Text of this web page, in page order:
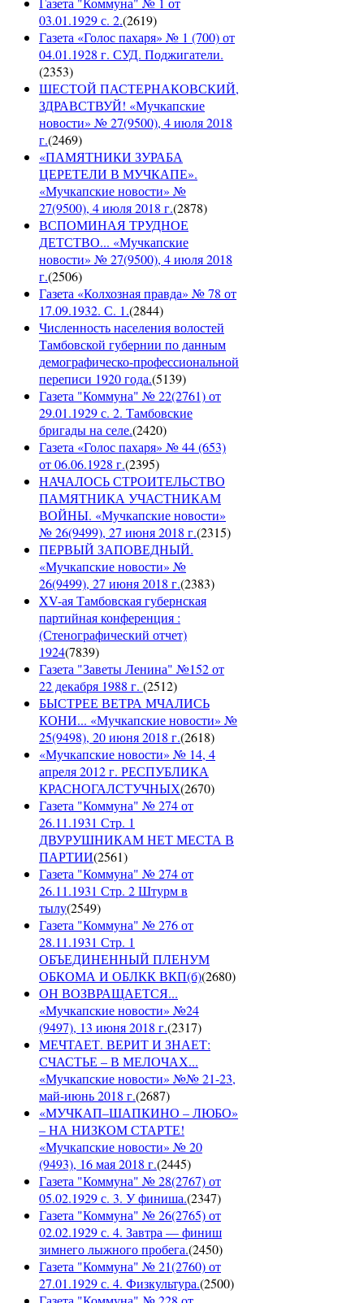
03.01.1929 с. 2.(2619)
Газета «Голос пахаря» № 1 (700) от
04.01.1928 г. СУД. Поджигатели.
(2353)
ШЕСТОЙ ПАСТЕРНАКОВСКИЙ,
ЗДРАВСТВУЙ! «Мучкапские
новости» № 27(9500), 4 июля 2018
г.(2469)
«ПАМЯТНИКИ ЗУРАБА
ЦЕРЕТЕЛИ В МУЧКАПЕ».
«Мучкапские новости» №
27(9500), 4 июля 2018 г.(2878)
ВСПОМИНАЯ ТРУДНОЕ
ДЕТСТВО... «Мучкапские
новости» № 27(9500), 4 июля 2018
г.(2506)
Газета «Колхозная правда» № 78 от
17.09.1932. С. 1.(2844)
Численность населения волостей
Тамбовской губернии по данным
демографическо-профессиональной
переписи 1920 года.(5139)
Газета "Коммуна" № 22(2761) от
29.01.1929 с. 2. Тамбовские
бригады на селе.(2420)
Газета «Голос пахаря» № 44 (653)
от 06.06.1928 г.(2395)
НАЧАЛОСЬ СТРОИТЕЛЬСТВО
ПАМЯТНИКА УЧАСТНИКАМ
ВОЙНЫ. «Мучкапские новости»
№ 26(9499), 27 июня 2018 г.(2315)
ПЕРВЫЙ ЗАПОВЕДНЫЙ.
«Мучкапские новости» №
26(9499), 27 июня 2018 г.(2383)
XV-ая Тамбовская губернская
партийная конференция :
(Стенографический отчет)
1924(7839)
Газета "Заветы Ленина" №152 от
22 декабря 1988 г. (2512)
БЫСТРЕЕ ВЕТРА МЧАЛИСЬ
КОНИ... «Мучкапские новости» №
25(9498), 20 июня 2018 г.(2618)
«Мучкапские новости» № 14, 4
апреля 2012 г. РЕСПУБЛИКА
КРАСНОГАЛСТУЧНЫХ(2670)
Газета "Коммуна" № 274 от
26.11.1931 Стр. 1
ДВУРУШНИКАМ НЕТ МЕСТА В
ПАРТИИ(2561)
Газета "Коммуна" № 274 от
26.11.1931 Стр. 2 Штурм в
тылу(2549)
Газета "Коммуна" № 276 от
28.11.1931 Стр. 1
ОБЪЕДИНЕННЫЙ ПЛЕНУМ
ОБКОМА И ОБЛКК ВКП(б)(2680)
ОН ВОЗВРАЩАЕТСЯ...
«Мучкапские новости» №24
(9497), 13 июня 2018 г.(2317)
МЕЧТАЕТ. ВЕРИТ И ЗНАЕТ:
СЧАСТЬЕ – В МЕЛОЧАХ...
«Мучкапские новости» №№ 21-23,
май-июнь 2018 г.(2687)
«МУЧКАП–ШАПКИНО – ЛЮБО»
– НА НИЗКОМ СТАРТЕ!
«Мучкапские новости» № 20
(9493), 16 мая 2018 г.(2445)
Газета "Коммуна" № 28(2767) от
05.02.1929 с. 3. У финиша.(2347)
Газета "Коммуна" № 26(2765) от
02.02.1929 с. 4. Завтра — финиш
зимнего лыжного пробега.(2450)
Газета "Коммуна" № 21(2760) от
27.01.1929 с. 4. Физкультура.(2500)